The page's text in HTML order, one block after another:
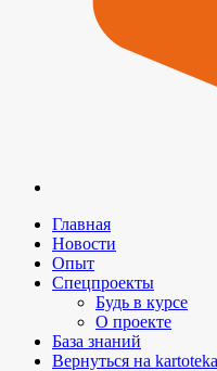
Главная
Новости
Опыт
Спецпроекты
Будь в курсе
О проекте
База знаний
Вернуться на